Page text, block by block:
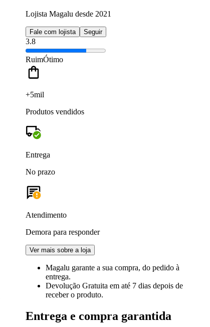
Lojista Magalu desde 2021
Fale com lojista Seguir
3.8
RuimÓtimo
+5mil
Produtos vendidos
Entrega
No prazo
Atendimento
Demora para responder
Ver mais sobre a loja
Magalu garante a sua compra, do pedido à
entrega.
Devolução Gratuita em até 7 dias depois de
receber o produto.
Entrega e compra garantida